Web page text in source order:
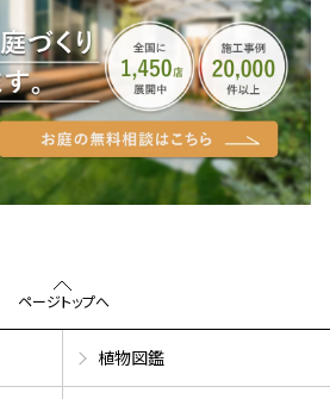
ページトップへ
植物図鑑